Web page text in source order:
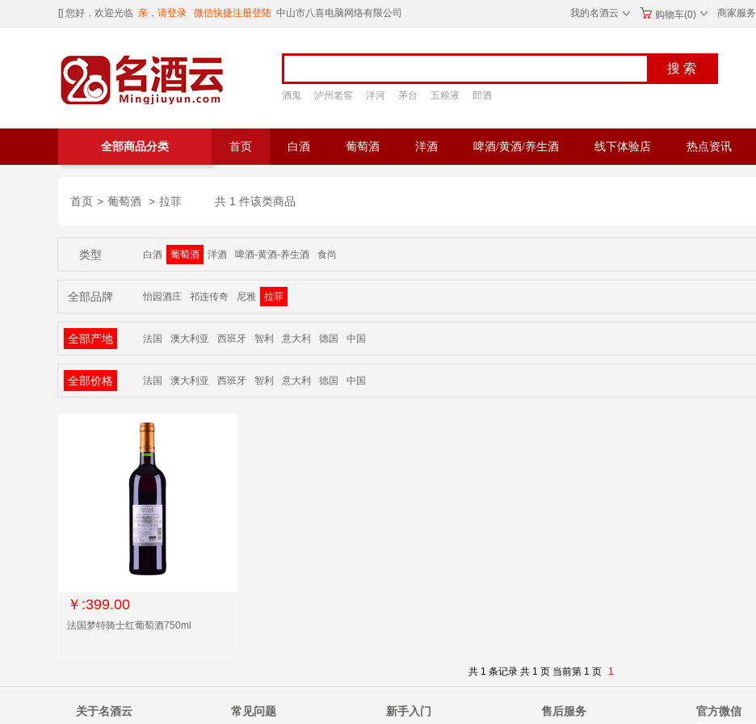
[] 您好，欢迎光临 亲，请登录 微信快捷注册登陆 中山市八喜电脑网络有限公司 ◇
我的名酒云 ◇
购物车(0) 商家服务
酒鬼 泸州老窖 洋河 茅台 五粮液 郎酒
全部商品分类 首页 白酒 葡萄酒 洋酒 啤酒/黄酒/养生酒 线下体验店 热点资讯
首页 > 葡萄酒 > 拉菲 共 1 件该类商品
类型 白酒 葡萄酒 洋酒 啤酒-黄酒-养生酒 食尚
全部品牌 怡园酒庄 祁连传奇 尼雅 拉菲
全部产地 法国 澳大利亚 西班牙 智利 意大利 德国 中国
全部价格 法国 澳大利亚 西班牙 智利 意大利 德国 中国
￥:399.00
法国梦特骑士红葡萄酒750ml
共 1 条记录 共 1 页 当前第 1 页 1
关于名酒云 常见问题 新手入门 售后服务 官方微信